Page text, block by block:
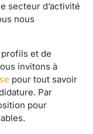
secteur d’activité
nous
et de
invitons à
pour tout savoir
Par
pour